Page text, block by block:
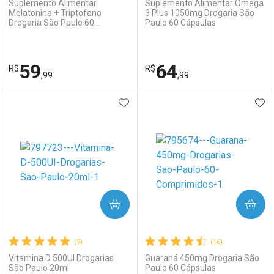
Ativar Desconto
Comprar sem Desconto
Por R$ 36,44/cada
Por R$ 36,44/cada
Ativar Desconto
Comprar sem Desconto
Por R$ 34,99/cada
Por R$ 34,99/cada
Suplemento Alimentar
Melatonina + Triptofano
Drogaria São Paulo 60
R$59,99
Laboratório
Por Menos
Suplemento Alimentar Ômega
3 Plus 1050mg Drogaria São
Paulo 60 Cápsulas
R$64,99
Laboratório
Por Menos
(9)
Vitamina D 500UI Drogarias
São Paulo 20ml
ADICIONAR AOS FAVORITOS
COMPRAR
(16)
Guaraná 450mg Drogaria São
Paulo 60 Cápsulas
COMPRAR